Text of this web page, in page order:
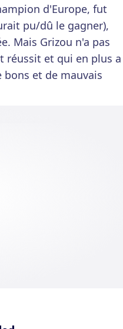
d'Europe, fut
pu/dû le gagner),
Mais Grizou n'a pas
réussit et qui en plus a
et de mauvais